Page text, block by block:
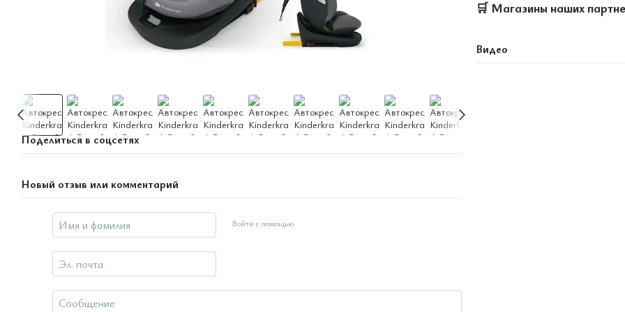
Поделиться в соцсетях
Новый отзыв или комментарий
Войти с помощью
🛒 Магазины наших
Видео